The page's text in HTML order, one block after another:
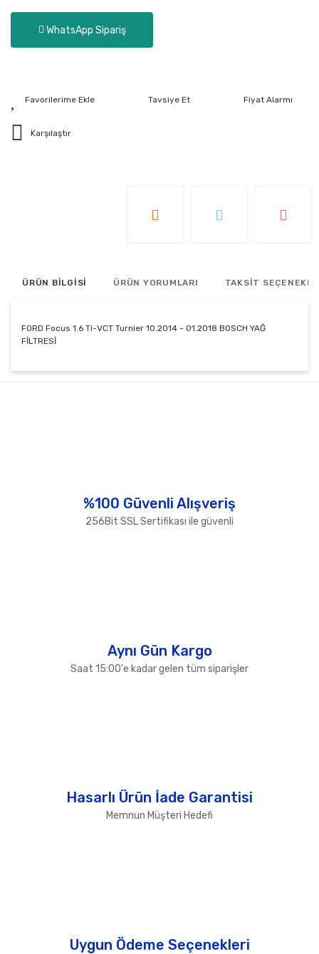
WhatsApp Sipariş
Tavsiye Et Fiyat Alarmı
Karşılaştır
ÜRÜN BİLGİSİ ÜRÜN YORUMLARI TAKSİT
FORD Focus 1.6 Ti-VCT Turnier 10.2014 - 01.2018 BOSCH YAĞ
FİLTRESİ
Ürün fiyatı diğer sitelerden daha pahalı.
%100 Güvenli Alışveriş
256Bit SSL Sertifikası ile güvenli
Aynı Gün Kargo
Saat 15:00'e kadar gelen tüm siparişler
Hasarlı Ürün İade Garantisi
Memnun Müşteri Hedefi
Uygun Ödeme Seçenekleri